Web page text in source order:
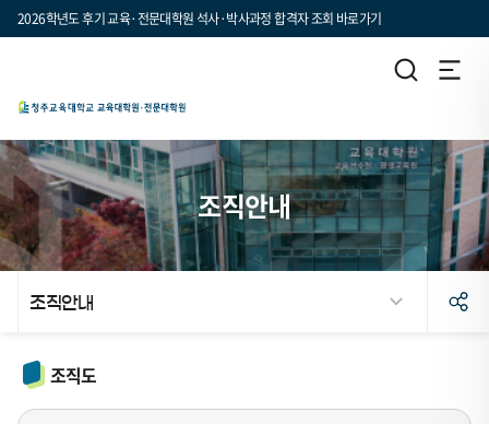
2026학년도 후기 교육·전문대학원 석사·박사과정 합격자 조회 바로가기
조직안내
조직안내
조직도